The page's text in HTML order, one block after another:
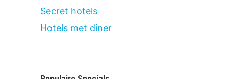
Secret hotels
Hotels met diner